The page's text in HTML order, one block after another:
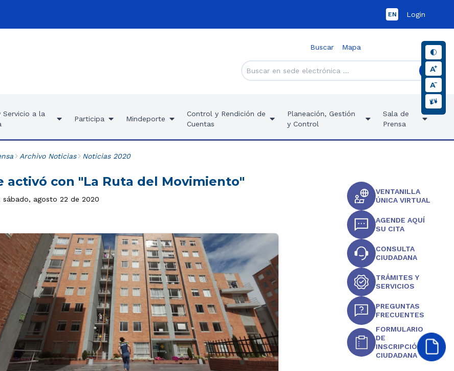
EN Login
Buscar Mapa
Servicio a la
Participa Mindeporte
Control y Rendición de
Cuentas
Planeación, Gestión
y Control
Sala de
Prensa
Archivo Noticias Noticias 2020
activó con "La Ruta del Movimiento"
sábado, agosto 22 de 2020
VENTANILLA
ÚNICA VIRTUAL
AGENDE AQUÍ
SU CITA
CONSULTA
CIUDADANA
TRÁMITES Y
SERVICIOS
PREGUNTAS
FRECUENTES
FORMULARIO
DE
INSCRIPCIÓN
CIUDADANA